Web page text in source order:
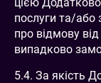
послуги та/або
про відмову
випадково
5.4. За якість